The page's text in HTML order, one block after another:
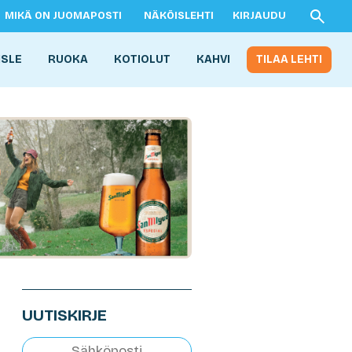
MIKÄ ON JUOMAPOSTI NÄKÖISLEHTI KIRJAUDU
RUOKA KOTIOLUT KAHVI TILAA LEHTI
UUTISKIRJE